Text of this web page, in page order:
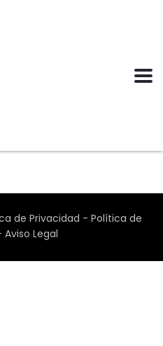
de Privacidad - Política de
Aviso Legal